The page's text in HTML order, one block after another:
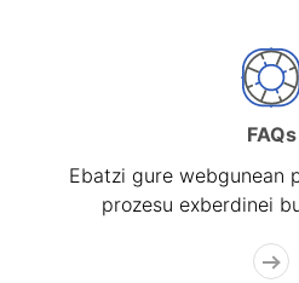
FAQs
Ebatzi gure webgunean
prozesu exberdinei